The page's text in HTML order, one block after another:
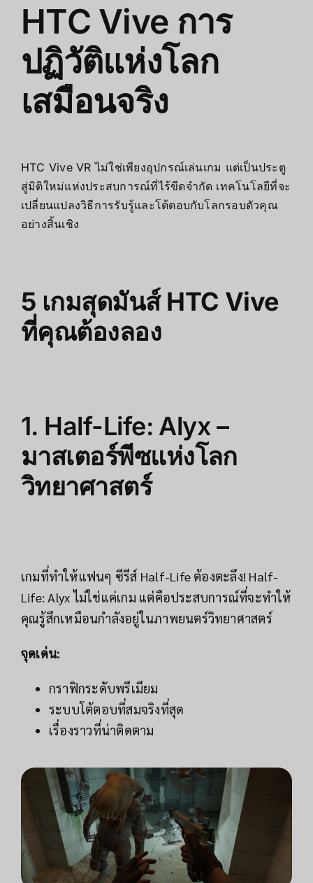
HTC Vive การ
ปฏิวัติแห่งโลก
เสมือนจริง
HTC Vive VR ไม่ใช่เพียงอุปกรณ์เล่นเกม แต่เป็นประตู
สู่มิติใหม่แห่งประสบการณ์ที่ไร้ขีดจำกัด เทคโนโลยีที่จะ
เปลี่ยนแปลงวิธีการรับรู้และโต้ตอบกับโลกรอบตัวคุณ
อย่างสิ้นเชิง
5 เกมสุดมันส์ HTC Vive
ที่คุณต้องลอง
1. Half-Life: Alyx –
มาสเตอร์พีซแห่งโลก
วิทยาศาสตร์
เกมที่ทำให้แฟนๆ ซีรีส์ Half-Life ต้องตะลึง! Half-
Life: Alyx ไม่ใช่แค่เกม แต่คือประสบการณ์ที่จะทำให้
คุณรู้สึกเหมือนกำลังอยู่ในภาพยนตร์วิทยาศาสตร์
จุดเด่น:
กราฟิกระดับพรีเมียม
ระบบโต้ตอบที่สมจริงที่สุด
เรื่องราวที่น่าติดตาม